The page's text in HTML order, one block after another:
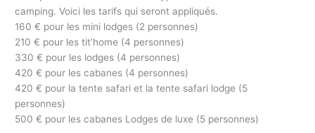
camping. Voici les tarifs qui seront appliqués.
160 € pour les mini lodges (2 personnes)
210 € pour les tit’home (4 personnes)
330 € pour les lodges (4 personnes)
420 € pour les cabanes (4 personnes)
420 € pour la tente safari et la tente safari lodge (5
personnes)
500 € pour les cabanes Lodges de luxe (5 personnes)